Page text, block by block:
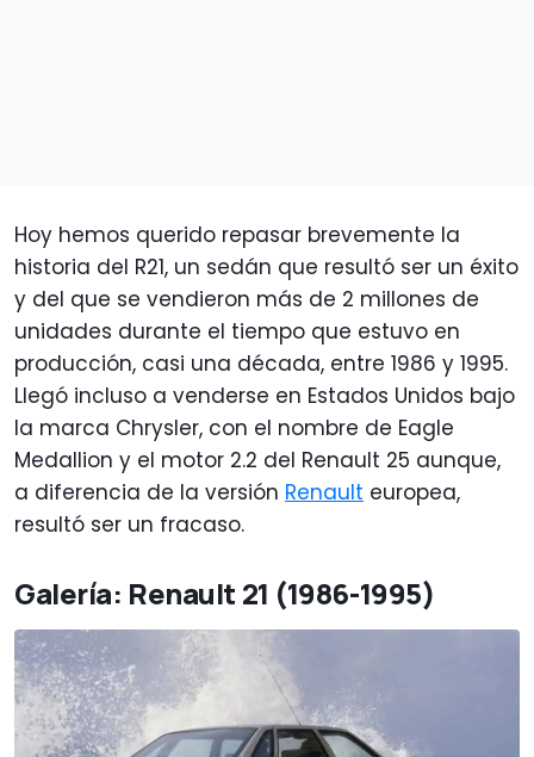
Hoy hemos querido repasar brevemente la
historia del R21, un sedán que resultó ser un éxito
y del que se vendieron más de 2 millones de
unidades durante el tiempo que estuvo en
producción, casi una década, entre 1986 y 1995.
Llegó incluso a venderse en Estados Unidos bajo
la marca Chrysler, con el nombre de Eagle
Medallion y el motor 2.2 del Renault 25 aunque,
a diferencia de la versión Renault europea,
resultó ser un fracaso.
Galería: Renault 21 (1986-1995)